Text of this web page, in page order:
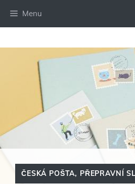
Menu
ČESKÁ POŠTA, PŘEPRAVNÍ